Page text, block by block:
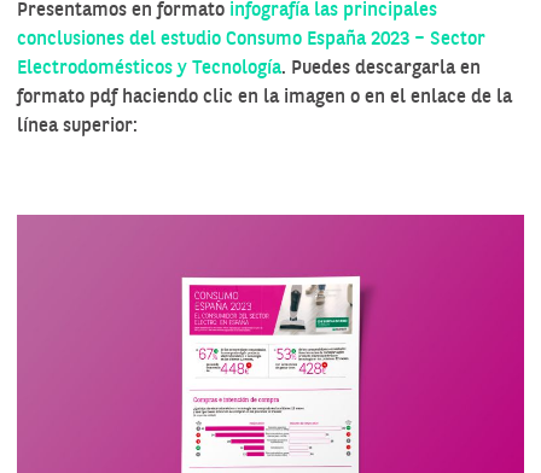
Presentamos en formato infografía las principales
conclusiones del estudio Consumo España 2023 – Sector
Electrodomésticos y Tecnología. Puedes descargarla en
formato pdf haciendo clic en la imagen o en el enlace de la
línea superior: